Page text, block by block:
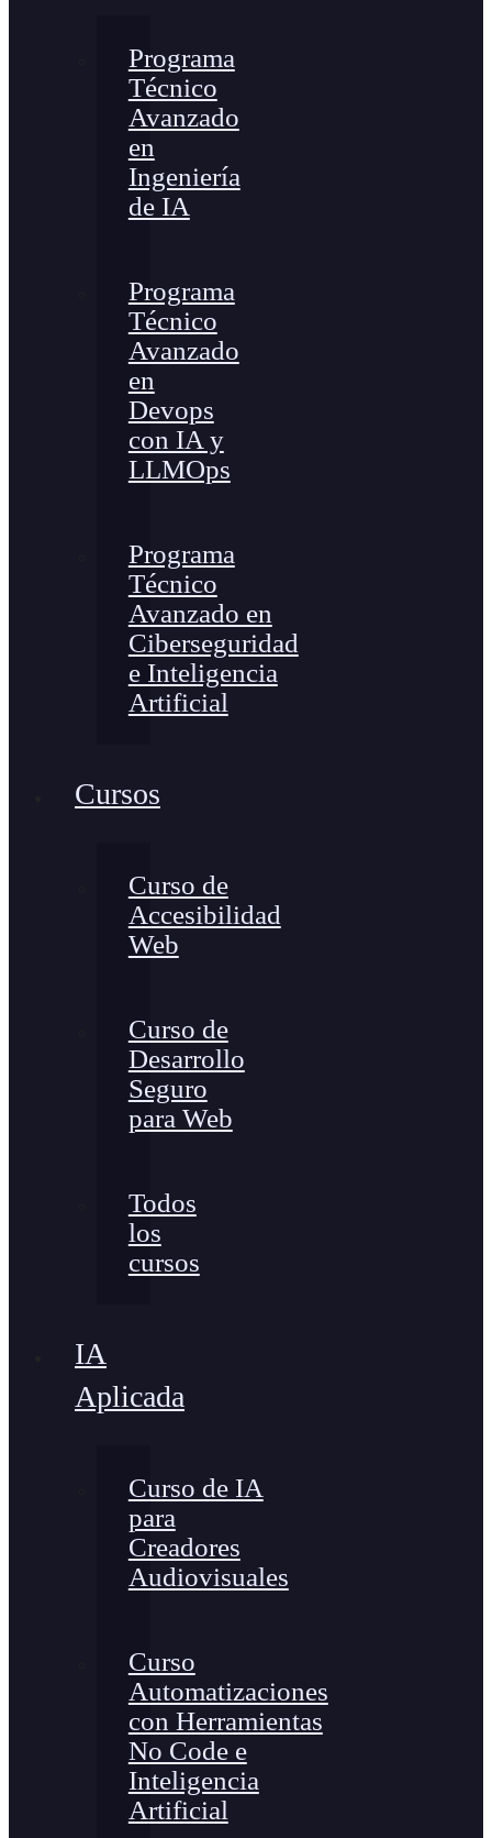
Programa
Técnico
Avanzado
en
Ingeniería
de IA
Programa
Técnico
Avanzado
en
Devops
con IA y
LLMOps
Programa
Técnico
Avanzado en
Ciberseguridad
e Inteligencia
Artificial
Cursos
Curso de
Accesibilidad
Web
Curso de
Desarrollo
Seguro
para Web
Todos
los
cursos
IA
Aplicada
Curso de IA
para
Creadores
Audiovisuales
Curso
Automatizaciones
con Herramientas
No Code e
Inteligencia
Artificial